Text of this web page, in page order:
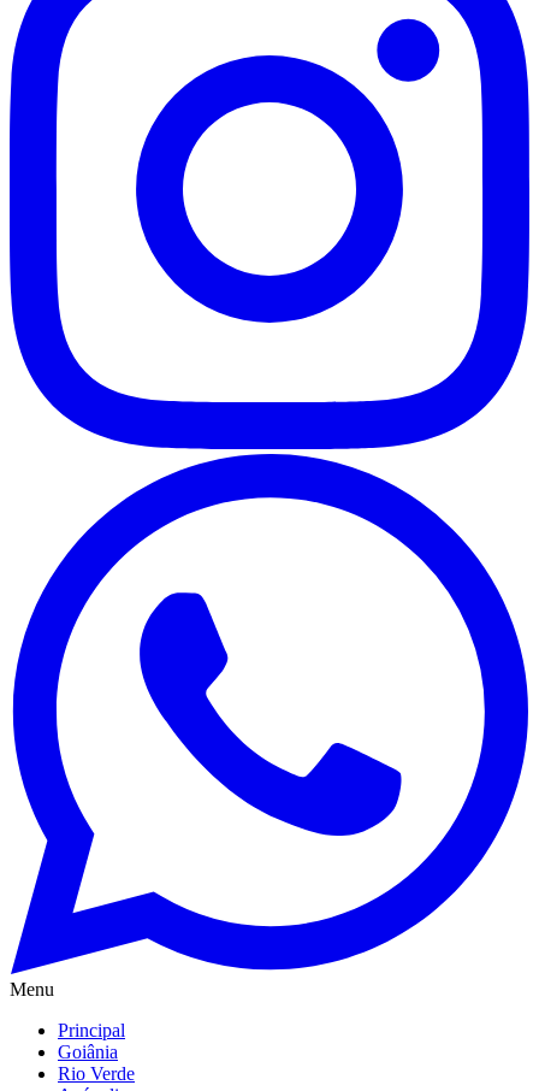
Menu
Principal
Goiânia
Rio Verde